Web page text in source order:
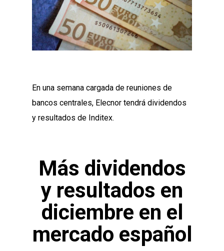
En una semana cargada de reuniones de
bancos centrales, Elecnor tendrá dividendos
y resultados de Inditex.
Más dividendos
y resultados en
diciembre en el
mercado español